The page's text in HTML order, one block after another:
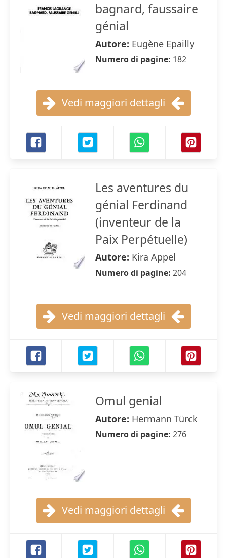
bagnard, faussaire
génial
Autore: Eugène Epailly
Numero di pagine: 182
Vedi maggiori dettagli
Les aventures du
génial Ferdinand
(inventeur de la
Paix Perpétuelle)
Autore: Kira Appel
Numero di pagine: 204
Vedi maggiori dettagli
Omul genial
Autore: Hermann Türck
Numero di pagine: 276
Vedi maggiori dettagli